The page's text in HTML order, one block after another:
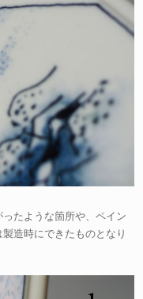
たような箇所や、ペイン
造時にできたものとなり